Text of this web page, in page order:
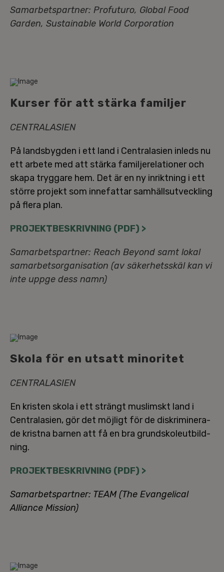
Sam­ar­bets­part­ner: Profuturo, Global Food
Garden, Sustai­nab­le World Cor­po­ra­tion
Kurser för att stärka familjer
CEN­TRA­LA­SI­EN
På lands­byg­den i ett land i Cen­tra­la­si­en inleds nu
ett arbete med att stärka fa­mil­je­re­la­tio­ner och
skapa tryggare hem. Det är en ny in­rikt­ning i ett
större projekt som in­ne­fat­tar sam­hälls­ut­veck­ling
på flera plan.
PRO­JEKT­BE­SKRIV­NING (PDF) >
Sam­ar­bets­part­ner: Reach Beyond samt lokal
sam­ar­bets­or­ga­ni­sa­tion (av sä­ker­hets­skäl kan vi
inte uppge dess namn)
Skola för en utsatt minoritet
CEN­TRA­LA­SI­EN
En kristen skola i ett strängt muslimskt land i
Cen­tra­la­si­en, gör det möjligt för de dis­kri­mi­ne­ra­
de kristna barnen att få en bra grund­sko­le­ut­bild­
ning.
PRO­JEKT­BE­SKRIV­NING (PDF) >
Sam­ar­bets­part­ner: TEAM (The Evan­ge­li­cal
Alliance Mission)